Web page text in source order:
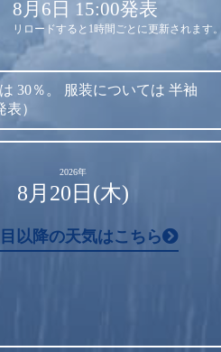
8月6日 15:00発表
リロードすると1時間ごとに更新されます。
30％。 服装については 半袖
表）
2026年
8月20日(木)
以降の天気はこちら